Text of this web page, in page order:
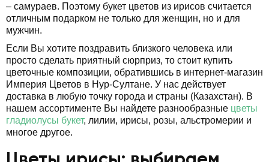
– самураев. Поэтому букет цветов из ирисов считается
отличным подарком не только для женщин, но и для
мужчин.
Если Вы хотите поздравить близкого человека или
просто сделать приятный сюрприз, то стоит купить
цветочные композиции, обратившись в интернет-магазин
Империя Цветов в Нур-Султане. У нас действует
доставка в любую точку города и страны (Казахстан). В
нашем ассортименте Вы найдете разнообразные цветы
гладиолусы букет, лилии, ирисы, розы, альстромерии и
многое другое.